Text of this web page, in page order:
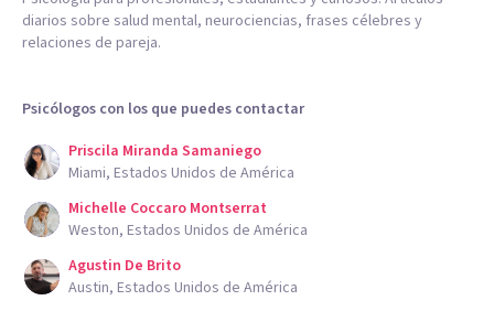
diarios sobre salud mental, neurociencias, frases célebres y
relaciones de pareja.
Psicólogos con los que puedes contactar
Priscila Miranda Samaniego
Miami, Estados Unidos de América
Michelle Coccaro Montserrat
Weston, Estados Unidos de América
Agustin De Brito
Austin, Estados Unidos de América